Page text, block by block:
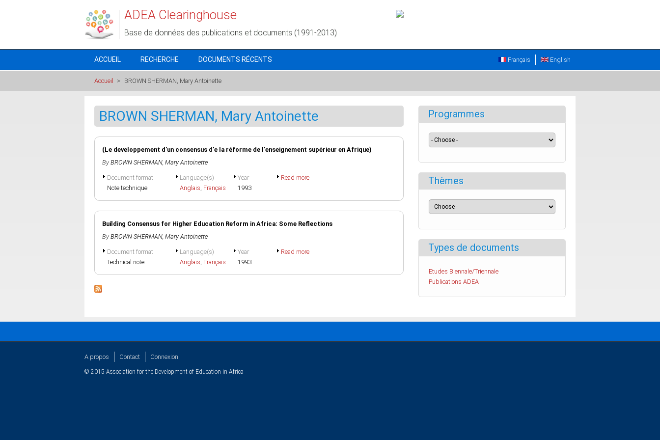
ADEA Clearinghouse
Base de données des publications et documents (1991-2013)
ACCUEIL RECHERCHE DOCUMENTS RÉCENTS English
Français
Accueil > BROWN SHERMAN, Mary Antoinette
BROWN SHERMAN, Mary Antoinette
(Le developpement d'un consensus d'e la réforme de l'enseignement supérieur en Afrique)
By BROWN SHERMAN, Mary Antoinette
Document format
Note technique
Language(s)
Anglais, Français
Year
1993
Read more
Building Consensus for Higher Education Reform in Africa: Some Reflections
By BROWN SHERMAN, Mary Antoinette
Document format
Technical note
Language(s)
Anglais, Français
Year
1993
Read more
Programmes
Thèmes
Types de documents
Etudes Biennale/Triennale
Publications ADEA
A propos Contact Connexion
© 2015 Association for the Development of Education in Africa